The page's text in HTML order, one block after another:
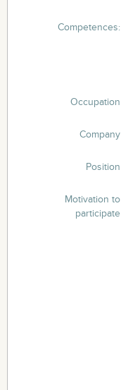
Competences:
Occupation
Company
Position
Motivation to
participate